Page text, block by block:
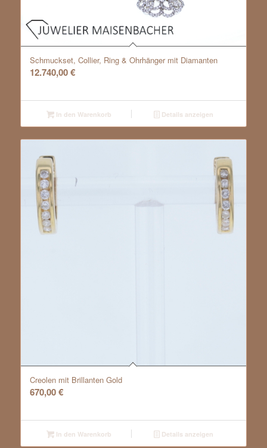
Schmuckset, Collier, Ring & Ohrhänger mit Diamanten
12.740,00€
In den Warenkorb Details anzeigen
Creolen mit Brillanten Gold
670,00€
In den Warenkorb Details anzeigen